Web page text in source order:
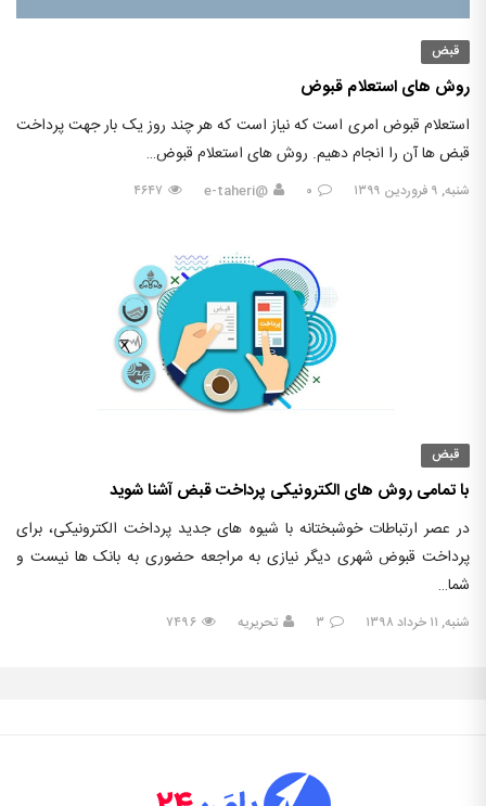
قبض
روش های استعلام قبوض
استعلام قبوض امری است که نیاز است که هر چند روز یک بار جهت پرداخت
قبض ها آن را انجام دهیم. روش های استعلام قبوض…
شنبه, ۹ فروردین ۱۳۹۹ ۰ @e-taheri ۴۶۴۷
قبض
با تمامی روش های الکترونیکی پرداخت قبض آشنا شوید
در عصر ارتباطات خوشبختانه با شیوه های جدید پرداخت الکترونیکی، برای
پرداخت قبوض شهری دیگر نیازی به مراجعه حضوری به بانک ها نیست و
شما…
شنبه, ۱۱ خرداد ۱۳۹۸ ۳ تحریریه ۷۴۹۶